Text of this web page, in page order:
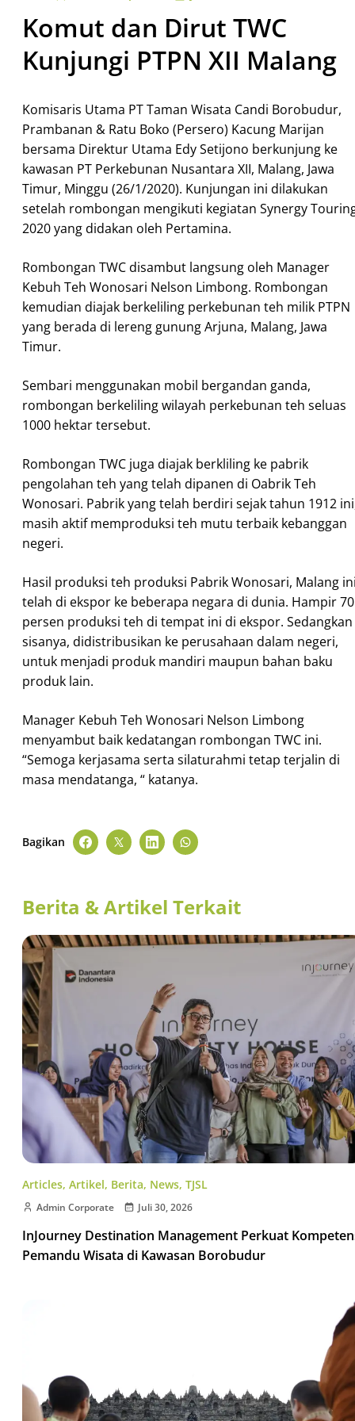
Komut dan Dirut TWC
Kunjungi PTPN XII Malang
Komisaris Utama PT Taman Wisata Candi Borobudur,
Prambanan & Ratu Boko (Persero) Kacung Marijan
bersama Direktur Utama Edy Setijono berkunjung ke
kawasan PT Perkebunan Nusantara XII, Malang, Jawa
Timur, Minggu (26/1/2020). Kunjungan ini dilakukan
setelah rombongan mengikuti kegiatan Synergy
2020 yang didakan oleh Pertamina.
Rombongan TWC disambut langsung oleh Manager
Kebuh Teh Wonosari Nelson Limbong. Rombongan
kemudian diajak berkeliling perkebunan teh milik PTPN
yang berada di lereng gunung Arjuna, Malang, Jawa
Timur.
Sembari menggunakan mobil bergandan ganda,
rombongan berkeliling wilayah perkebunan teh seluas
1000 hektar tersebut.
Rombongan TWC juga diajak berkliling ke pabrik
pengolahan teh yang telah dipanen di Oabrik Teh
Wonosari. Pabrik yang telah berdiri sejak tahun 1912
masih aktif memproduksi teh mutu terbaik kebanggan
negeri.
Hasil produksi teh produksi Pabrik Wonosari, Malang
telah di ekspor ke beberapa negara di dunia. Hampir 70
persen produksi teh di tempat ini di ekspor. Sedangkan
sisanya, didistribusikan ke perusahaan dalam negeri,
untuk menjadi produk mandiri maupun bahan baku
produk lain.
Manager Kebuh Teh Wonosari Nelson Limbong
menyambut baik kedatangan rombongan TWC ini.
“Semoga kerjasama serta silaturahmi tetap terjalin di
masa mendatanga, “ katanya.
Bagikan
Berita & Artikel Terkait
Articles, Artikel, Berita, News, TJSL
Admin Corporate Juli 30, 2026
InJourney Destination Management Perkuat
Pemandu Wisata di Kawasan Borobudur